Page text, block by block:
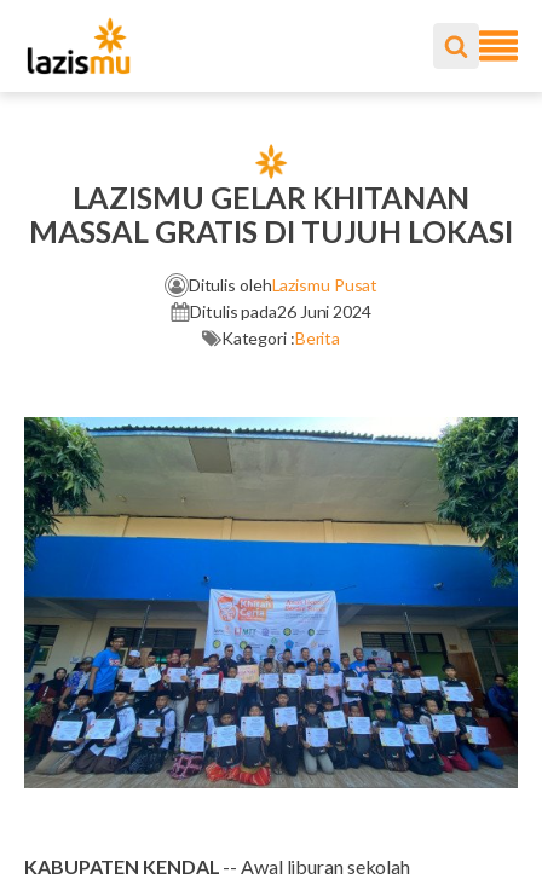
LAZISMU GELAR KHITANAN
MASSAL GRATIS DI TUJUH LOKASI
Ditulis olehLazismu Pusat
Ditulis pada26 Juni 2024
Kategori :Berita
KABUPATEN KENDAL -- Awal liburan sekolah